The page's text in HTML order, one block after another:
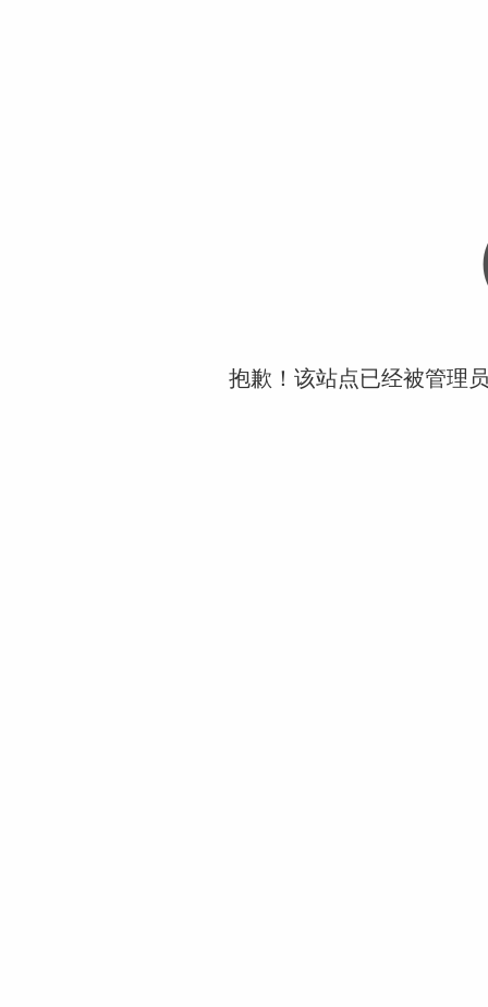
抱歉！该站点已经被管理